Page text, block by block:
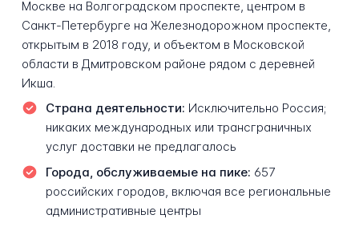
Москве на Волгоградском проспекте, центром в
Санкт-Петербурге на Железнодорожном проспекте,
открытым в 2018 году, и объектом в Московской
области в Дмитровском районе рядом с деревней
Икша.
Страна деятельности: Исключительно Россия;
никаких международных или трансграничных
услуг доставки не предлагалось
Города, обслуживаемые на пике: 657
российских городов, включая все региональные
административные центры